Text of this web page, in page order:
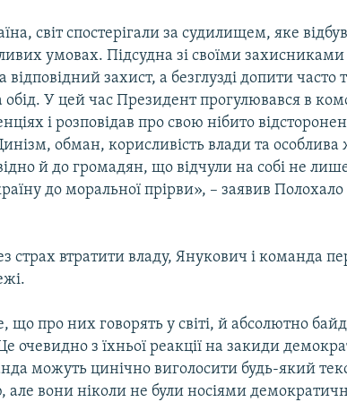
світ спостерігали за судилищем, яке
умовах. Підсудна зі своїми захисниками
відповідний захист, а безглузді допити часто
обід. У цей час Президент прогулювався в
і розповідав про свою нібито
обман, корисливість влади та особлива
й до громадян, що відчули на собі не
до моральної прірви», – заявив Полохало
страх втратити владу, Янукович і команда
про них говорять у світі, й абсолютно
очевидно з їхньої реакції на закиди
можуть цинічно виголосити будь-який
але вони ніколи не були носіями